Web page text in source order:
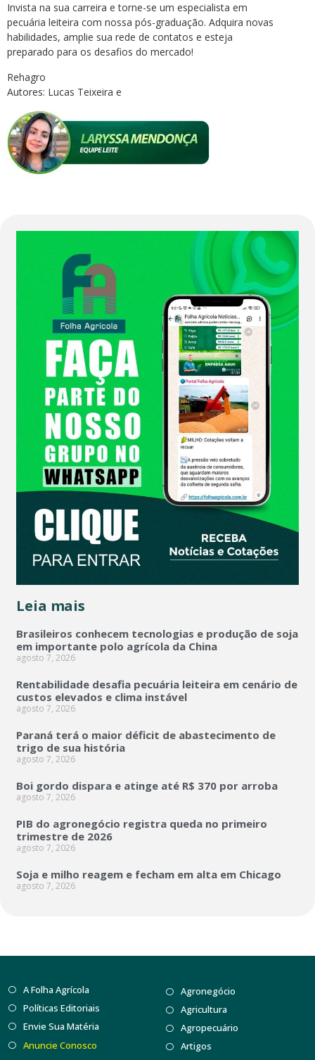
Invista na sua carreira e torne-se um especialista em
pecuária leiteira com nossa pós-graduação. Adquira novas
habilidades, amplie sua rede de contatos e esteja
preparado para os desafios do mercado!
Rehagro
Autores: Lucas Teixeira e
Leia mais
Brasileiros conhecem tecnologias e produção de soja
em importante polo agrícola da China
agosto 7, 2026
Rentabilidade desafia pecuária leiteira em cenário de
custos elevados e clima instável
agosto 7, 2026
Paraná terá o maior déficit de abastecimento de
trigo de sua história
agosto 7, 2026
Boi gordo dispara e atinge até R$ 370 por arroba
agosto 7, 2026
PIB do agronegócio registra queda no primeiro
trimestre de 2026
agosto 7, 2026
Soja e milho reagem e fecham em alta em Chicago
agosto 7, 2026
A Folha Agrícola
Políticas Editoriais
Envie Sua Matéria
Anuncie Conosco
Agronegócio
Agricultura
Agropecuário
Artigos